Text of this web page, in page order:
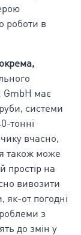
роботи в
GmbH має
системи
тонні
вчасно,
також може
простір на
вивозити
як-от погодні
з
до змін у